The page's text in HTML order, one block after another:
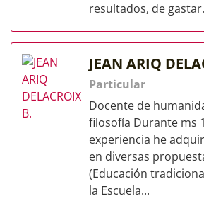
resultados, de
JEAN ARIQ
Particular
Docente de
filosofía Durante ms
experiencia he
en diversas
(Educación
la Escuela...